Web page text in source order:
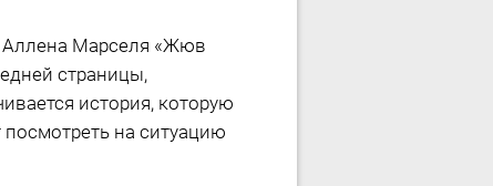
Аллена Марселя «Жюв
страницы,
история, которую
посмотреть на ситуацию